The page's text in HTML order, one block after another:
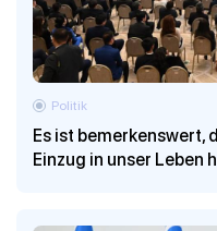
Es ist bemerkenswert,
Einzug in unser Leben
Politik